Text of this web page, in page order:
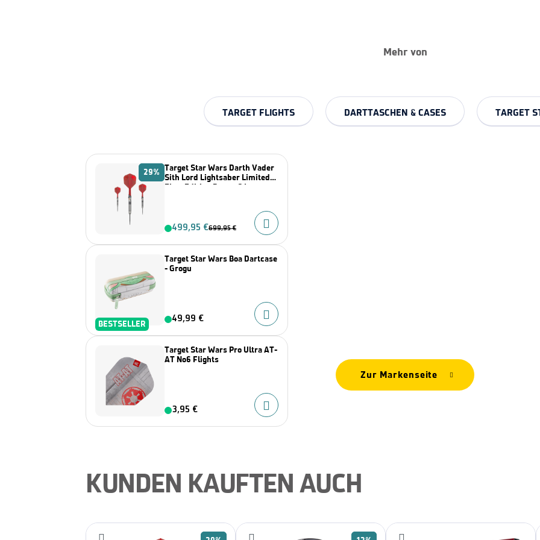
Mehr von
TARGET FLIGHTS DARTTASCHEN & CASES TARGET
29% Target Star Wars Darth Vader
Sith Lord Lightsaber Limited
First Edition Darts- 24g
499,95 €699,95 €
BESTSELLER
Target Star Wars Boa Dartcase
- Grogu
49,99 €
Target Star Wars Pro Ultra AT-
AT No6 Flights
3,95 €
Zur Markenseite
KUNDEN KAUFTEN AUCH